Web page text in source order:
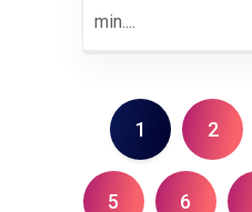
min....
1 2
5 6